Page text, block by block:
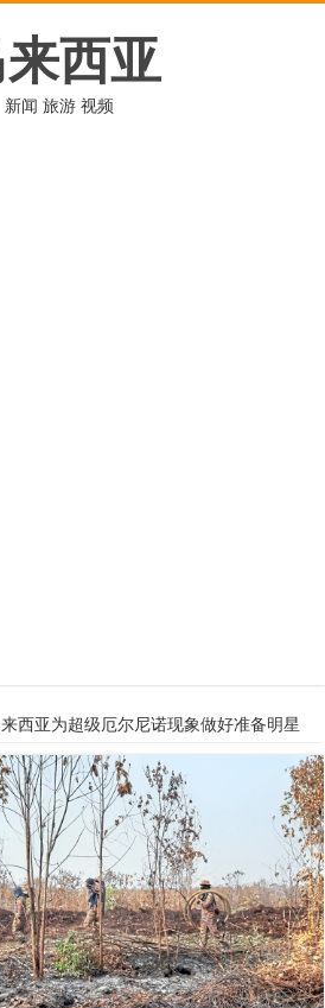
西亚
新闻 旅游 视频
西亚为超级厄尔尼诺现象做好准备明星